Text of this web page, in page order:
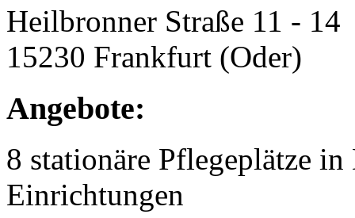
Heilbronner Straße 11 - 14
15230 Frankfurt (Oder)
Angebote:
8 stationäre Pflegeplätze
Einrichtungen